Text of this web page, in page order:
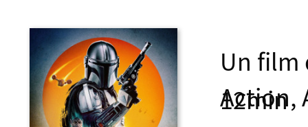
Un film
Action,
12min